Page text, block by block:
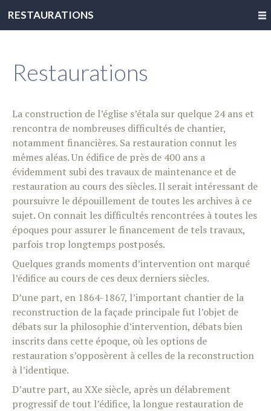
RESTAURATIONS
Restaurations
La construction de l’église s’étala sur quelque 24 ans et
rencontra de nombreuses difficultés de chantier,
notamment financières. Sa restauration connut les
mêmes aléas. Un édifice de près de 400 ans a
évidemment subi des travaux de maintenance et de
restauration au cours des siècles. Il serait intéressant de
poursuivre le dépouillement de toutes les archives à ce
sujet. On connait les difficultés rencontrées à toutes les
époques pour assurer le financement de tels travaux,
parfois trop longtemps postposés.
Quelques grands moments d’intervention ont marqué
l’édifice au cours de ces deux derniers siècles.
D’une part, en 1864-1867, l’important chantier de la
reconstruction de la façade principale fut l’objet de
débats sur la philosophie d’intervention, débats bien
inscrits dans cette époque, où les options de
restauration s’opposèrent à celles de la reconstruction
à l’identique.
D’autre part, au XXe siècle, après un délabrement
progressif de tout l’édifice, la longue restauration de